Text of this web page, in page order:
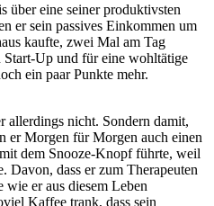
über eine seiner produktivsten
er sein passives Einkommen um
kaufte, zwei Mal am Tag
Up und für eine wohltätige
ein paar Punkte mehr.
allerdings nicht. Sondern damit,
er Morgen für Morgen auch einen
dem Snooze-Knopf führte, weil
Davon, dass er zum Therapeuten
er aus diesem Leben
Kaffee trank, dass sein